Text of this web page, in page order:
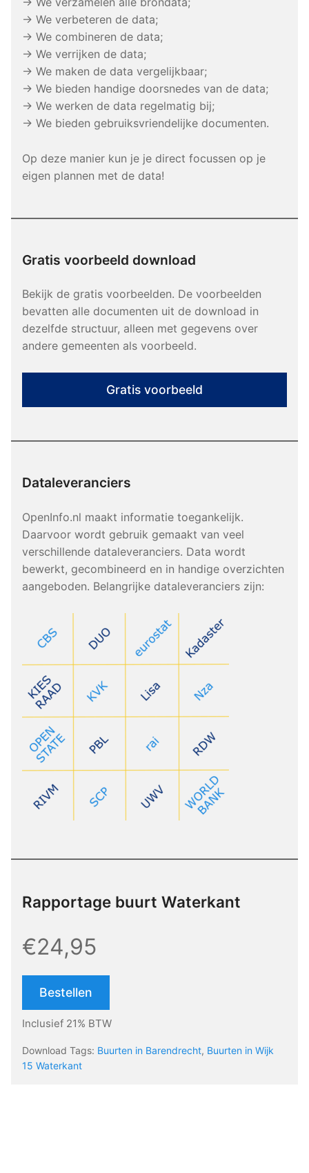
→ We verbeteren de data;
→ We combineren de data;
→ We verrijken de data;
→ We maken de data vergelijkbaar;
→ We bieden handige doorsnedes van de data;
→ We werken de data regelmatig bij;
→ We bieden gebruiksvriendelijke documenten.
Op deze manier kun je je direct focussen op je
eigen plannen met de data!
Gratis voorbeeld download
Bekijk de gratis voorbeelden. De voorbeelden
bevatten alle documenten uit de download in
dezelfde structuur, alleen met gegevens over
andere gemeenten als voorbeeld.
Gratis voorbeeld
Dataleveranciers
OpenInfo.nl maakt informatie toegankelijk.
Daarvoor wordt gebruik gemaakt van veel
verschillende dataleveranciers. Data wordt
bewerkt, gecombineerd en in handige overzichten
aangeboden. Belangrijke dataleveranciers zijn:
Rapportage buurt Waterkant
€24,95
Bestellen
Inclusief 21% BTW
Download Tags: Buurten in Barendrecht, Buurten in Wijk
15 Waterkant